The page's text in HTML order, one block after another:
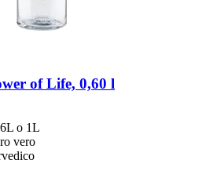
of Life, 0,60 l
o 1L
vero